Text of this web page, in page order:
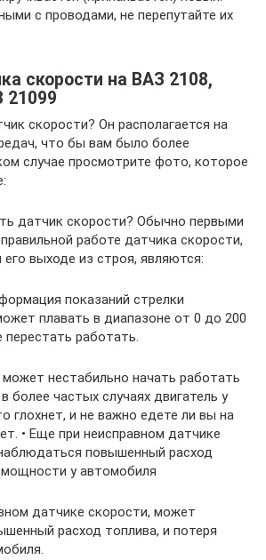
с проводами, не перепутайте их
скорости на ВАЗ 2108,
21099
скорости? Он располагается на
что бы вам было более
случае просмотрите фото, которое
датчик скорости? Обычно первыми
работе датчика скорости,
выходе из строя, являются:
показаний стрелки
плавать в диапазоне от 0 до 200
работать.
нестабильно начать работать
более частых случаях двигатель у
глохнет, и не важно едете ли вы на
• Еще при неисправном датчике
повышенный расход
мощности у автомобиля
датчике скорости, может
расход топлива, и потеря